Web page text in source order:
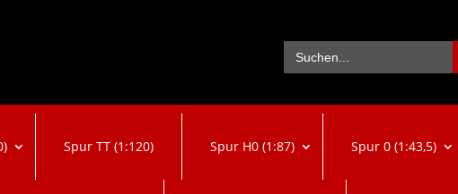
Search
for:
Spur TT (1:120) Spur H0 (1:87) Spur 0 (1:43,5)